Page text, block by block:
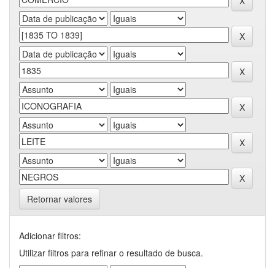
Retornar valores
Adicionar filtros:
Utilizar filtros para refinar o resultado de busca.